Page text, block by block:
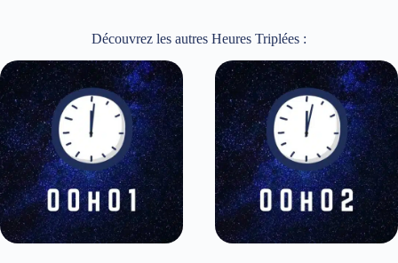
Découvrez les autres Heures Triplées :